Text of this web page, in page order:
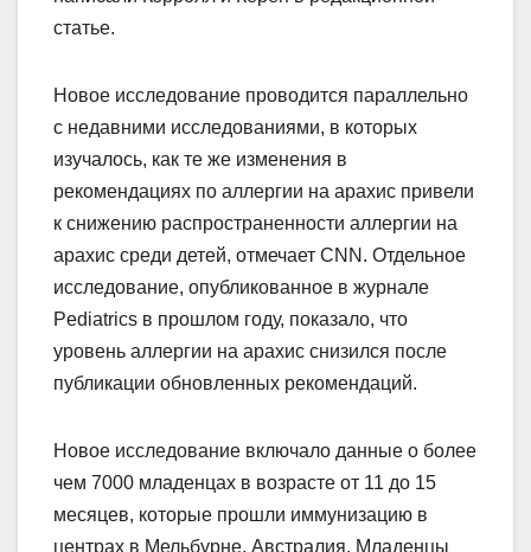
статье.
Новое исследование проводится параллельно
с недавними исследованиями, в которых
изучалось, как те же изменения в
рекомендациях по аллергии на арахис привели
к снижению распространенности аллергии на
арахис среди детей, отмечает CNN. Отдельное
исследование, опубликованное в журнале
Pediatrics в прошлом году, показало, что
уровень аллергии на арахис снизился после
публикации обновленных рекомендаций.
Новое исследование включало данные о более
чем 7000 младенцах в возрасте от 11 до 15
месяцев, которые прошли иммунизацию в
центрах в Мельбурне, Австралия. Младенцы